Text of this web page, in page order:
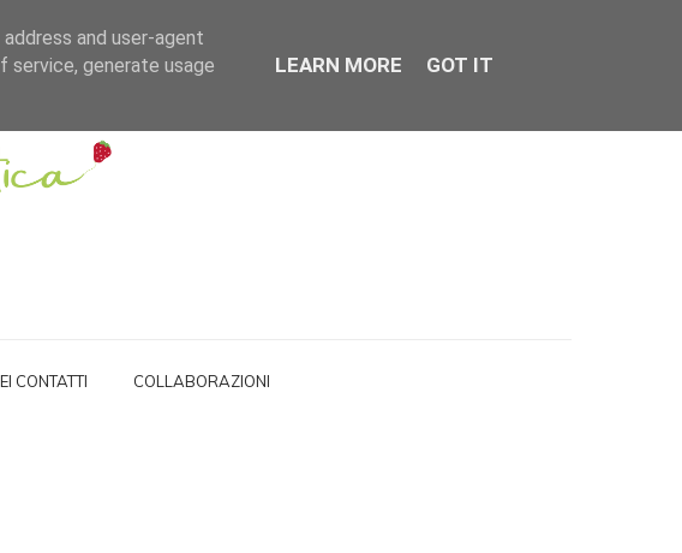
CONTATTI COLLABORAZIONI
and user-agent
service, generate usage
LEARN MORE GOT IT